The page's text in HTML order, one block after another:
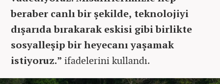
beraber canlı bir şekilde, teknolojiyi
dışarıda bırakarak eskisi gibi birlikte
sosyalleşip bir heyecanı yaşamak
istiyoruz.” ifadelerini kullandı.